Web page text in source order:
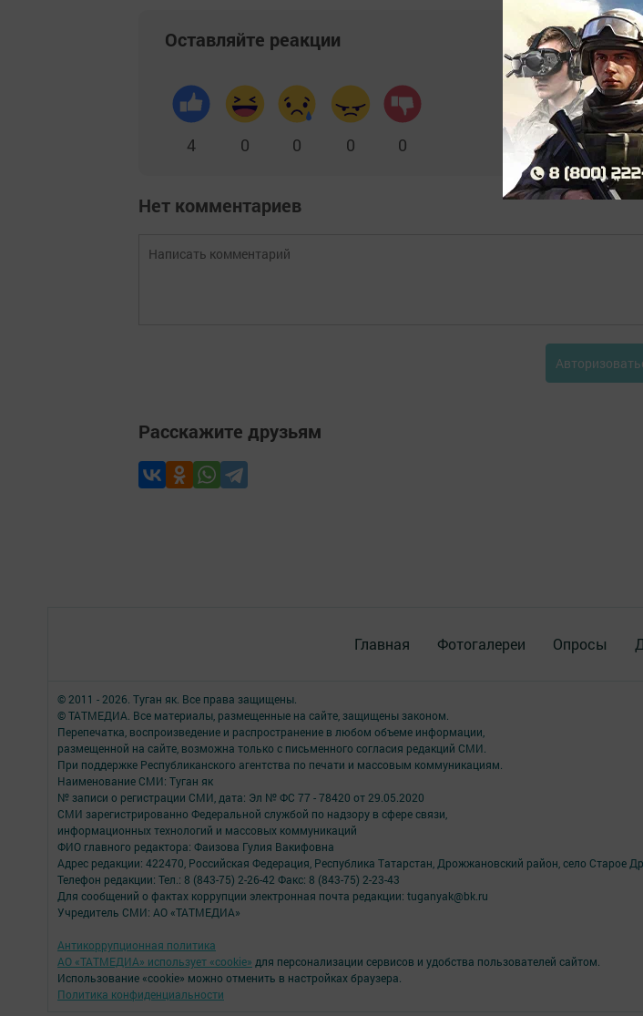
Оставляйте реакции
4 0 0 0 0
Нет комментариев
Расскажите друзьям
Главная Фотогалереи Опросы
© 2011 - 2026. Туган як. Все права защищены.
© ТАТМЕДИА. Все материалы, размещенные на сайте, защищены законом.
Перепечатка, воспроизведение и распространение в любом объеме информации,
размещенной на сайте, возможна только с письменного согласия редакций СМИ.
При поддержке Республиканского агентства по печати и массовым коммуникациям.
Наименование СМИ: Туган як
№ записи о регистрации СМИ, дата: Эл № ФС 77 - 78420 от 29.05.2020
СМИ зарегистрированно Федеральной службой по надзору в сфере связи,
информационных технологий и массовых коммуникаций
ФИО главного редактора: Фаизова Гулия Вакифовна
Адрес редакции: 422470, Российская Федерация, Республика Татарстан, Дрожжановский район, село Старое
Телефон редакции: Тел.: 8 (843-75) 2-26-42 Факс: 8 (843-75) 2-23-43
Для сообщений о фактах коррупции электронная почта редакции: tuganyak@bk.ru
Учредитель СМИ: АО «ТАТМЕДИА»
Антикоррупционная политика
АО «ТАТМЕДИА» использует «cookie» для персонализации сервисов и удобства пользователей сайтом.
Использование «cookie» можно отменить в настройках браузера.
Политика конфиденциальности